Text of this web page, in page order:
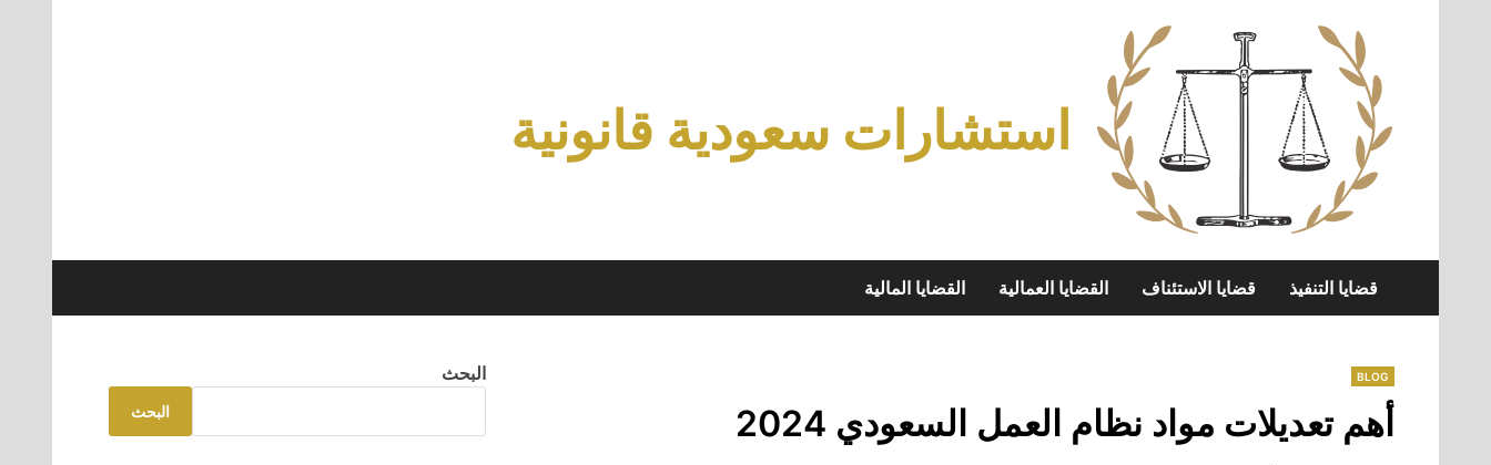
استشارات سعودية قانونية
قضايا التنفيذ قضايا الاستئناف القضايا العمالية القضايا المالية
BLOG
أهم تعديلات مواد نظام العمل السعودي 2024
البحث
البحث